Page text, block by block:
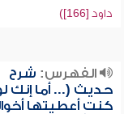
داود [166])
الفهرس: شرح
حديث (... أما إنك
كنتِ أعطيتها